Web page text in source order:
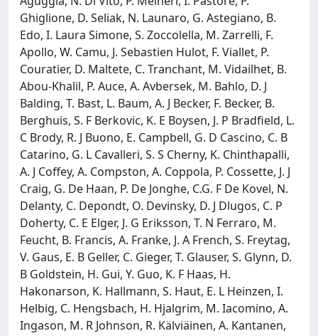
Ghiglione, D. Seliak, N. Launaro, G. Astegiano, B.
Edo, I. Laura Simone, S. Zoccolella, M. Zarrelli, F.
Apollo, W. Camu, J. Sebastien Hulot, F. Viallet, P.
Couratier, D. Maltete, C. Tranchant, M. Vidailhet, B.
Abou-Khalil, P. Auce, A. Avbersek, M. Bahlo, D. J
Balding, T. Bast, L. Baum, A. J Becker, F. Becker, B.
Berghuis, S. F Berkovic, K. E Boysen, J. P Bradfield, L.
C Brody, R. J Buono, E. Campbell, G. D Cascino, C. B
Catarino, G. L Cavalleri, S. S Cherny, K. Chinthapalli,
A. J Coffey, A. Compston, A. Coppola, P. Cossette, J. J
Craig, G. De Haan, P. De Jonghe, C.G. F De Kovel, N.
Delanty, C. Depondt, O. Devinsky, D. J Dlugos, C. P
Doherty, C. E Elger, J. G Eriksson, T. N Ferraro, M.
Feucht, B. Francis, A. Franke, J. A French, S. Freytag,
V. Gaus, E. B Geller, C. Gieger, T. Glauser, S. Glynn, D.
B Goldstein, H. Gui, Y. Guo, K. F Haas, H.
Hakonarson, K. Hallmann, S. Haut, E. L Heinzen, I.
Helbig, C. Hengsbach, H. Hjalgrim, M. Iacomino, A.
Ingason, M. R Johnson, R. Kälviäinen, A. Kantanen,